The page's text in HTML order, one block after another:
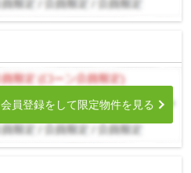
会員登録をして限定物件を見る